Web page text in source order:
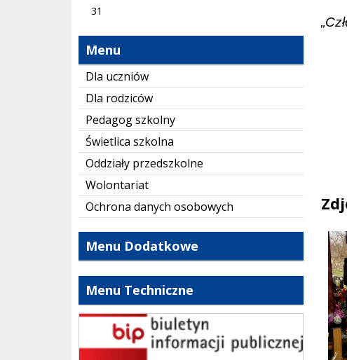
31
Menu
Dla uczniów
Dla rodziców
Pedagog szkolny
Świetlica szkolna
Oddziały przedszkolne
Wolontariat
Ochrona danych osobowych
Menu Dodatkowe
Menu Techniczne
bip szkoły